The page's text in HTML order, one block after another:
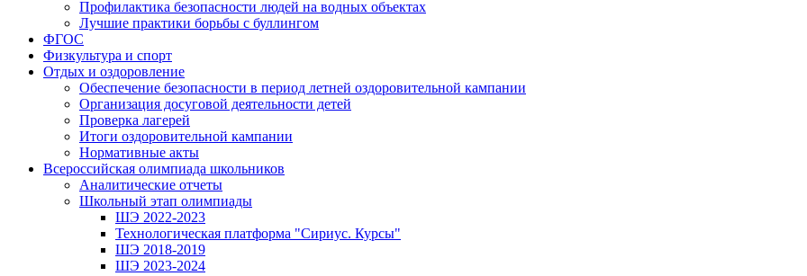
Профилактика безопасности людей на водных объектах
Лучшие практики борьбы с буллингом
ФГОС
Физкультура и спорт
Отдых и оздоровление
Обеспечение безопасности в период летней оздоровительной кампании
Организация досуговой деятельности детей
Проверка лагерей
Итоги оздоровительной кампании
Нормативные акты
Всероссийская олимпиада школьников
Аналитические отчеты
Школьный этап олимпиады
ШЭ 2022-2023
Технологическая платформа "Сириус. Курсы"
ШЭ 2018-2019
ШЭ 2023-2024